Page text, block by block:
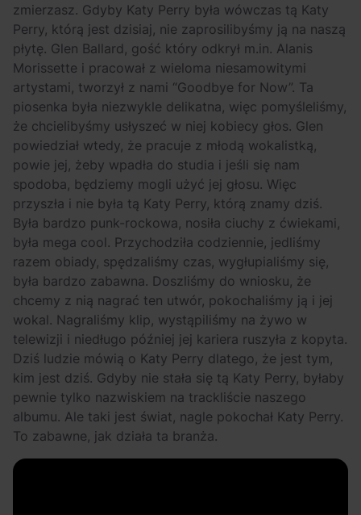
zmierzasz. Gdyby Katy Perry była wówczas tą Katy
Perry, którą jest dzisiaj, nie zaprosilibyśmy ją na naszą
płytę. Glen Ballard, gość który odkrył m.in. Alanis
Morissette i pracował z wieloma niesamowitymi
artystami, tworzył z nami “Goodbye for Now”. Ta
piosenka była niezwykle delikatna, więc pomyśleliśmy,
że chcielibyśmy usłyszeć w niej kobiecy głos. Glen
powiedział wtedy, że pracuje z młodą wokalistką,
powie jej, żeby wpadła do studia i jeśli się nam
spodoba, będziemy mogli użyć jej głosu. Więc
przyszła i nie była tą Katy Perry, którą znamy dziś.
Była bardzo punk-rockowa, nosiła ciuchy z ćwiekami,
była mega cool. Przychodziła codziennie, jedliśmy
razem obiady, spędzaliśmy czas, wygłupialiśmy się,
była bardzo zabawna. Doszliśmy do wniosku, że
chcemy z nią nagrać ten utwór, pokochaliśmy ją i jej
wokal. Nagraliśmy klip, wystąpiliśmy na żywo w
telewizji i niedługo później jej kariera ruszyła z kopyta.
Dziś ludzie mówią o Katy Perry dlatego, że jest tym,
kim jest dziś. Gdyby nie stała się tą Katy Perry, byłaby
pewnie tylko nazwiskiem na trackliście naszego
albumu. Ale taki jest świat, nagle pokochał Katy Perry.
To zabawne, jak działa ta branża.